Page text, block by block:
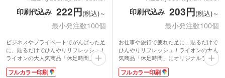
印刷代込み 222円(税込)～
最小発注数100個
ビジネスやプライベートでがんばった足
に、貼るだけでひんやりリフレッシュ！
ライオンの大人気商品「休足時間」に貼
るシールをオリジナルで印刷できる商品
です。企業ロゴを入れて展示会や営業挨
フルカラー印刷
印刷代込み 203円(税込)～
最小発注数100個
お仕事や旅行で疲れた足に、貼るだけで
ひんやりリフレッシュ！ライオンの大人
気商品「休足時間」にオリジナルラベル
を封入できる商品です。フルカラーかつ
印刷面が広いので、イベント告知や各種
フルカラー印刷